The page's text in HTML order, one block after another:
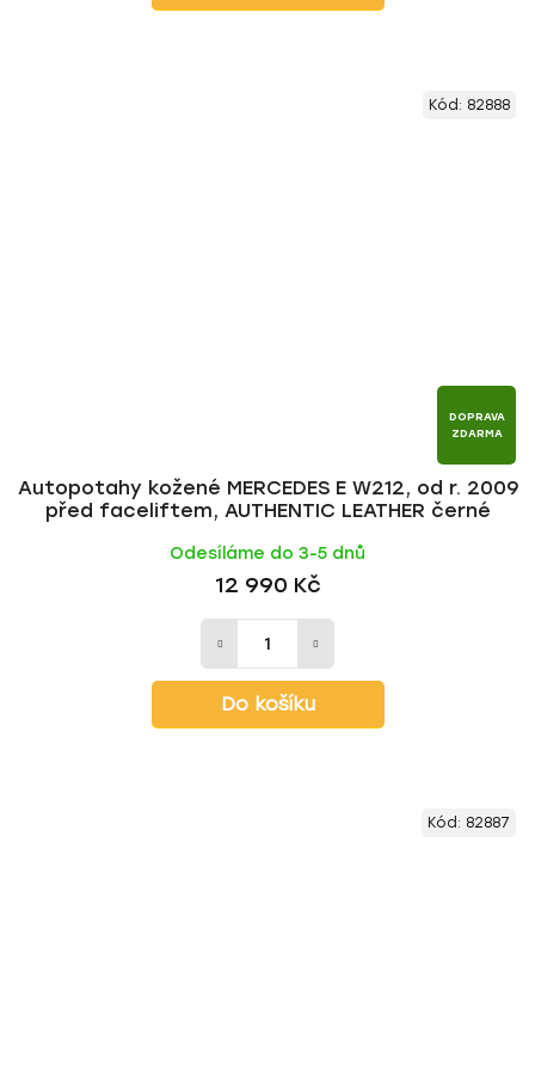
DOPRAVA
ZDARMA
Autopotahy kožené MERCEDES E W212, od r. 2009
před faceliftem, AUTHENTIC LEATHER černé
Odesíláme do 3-5 dnů
12 990 Kč
Do košíku
Kód: 82888
Kód: 82887